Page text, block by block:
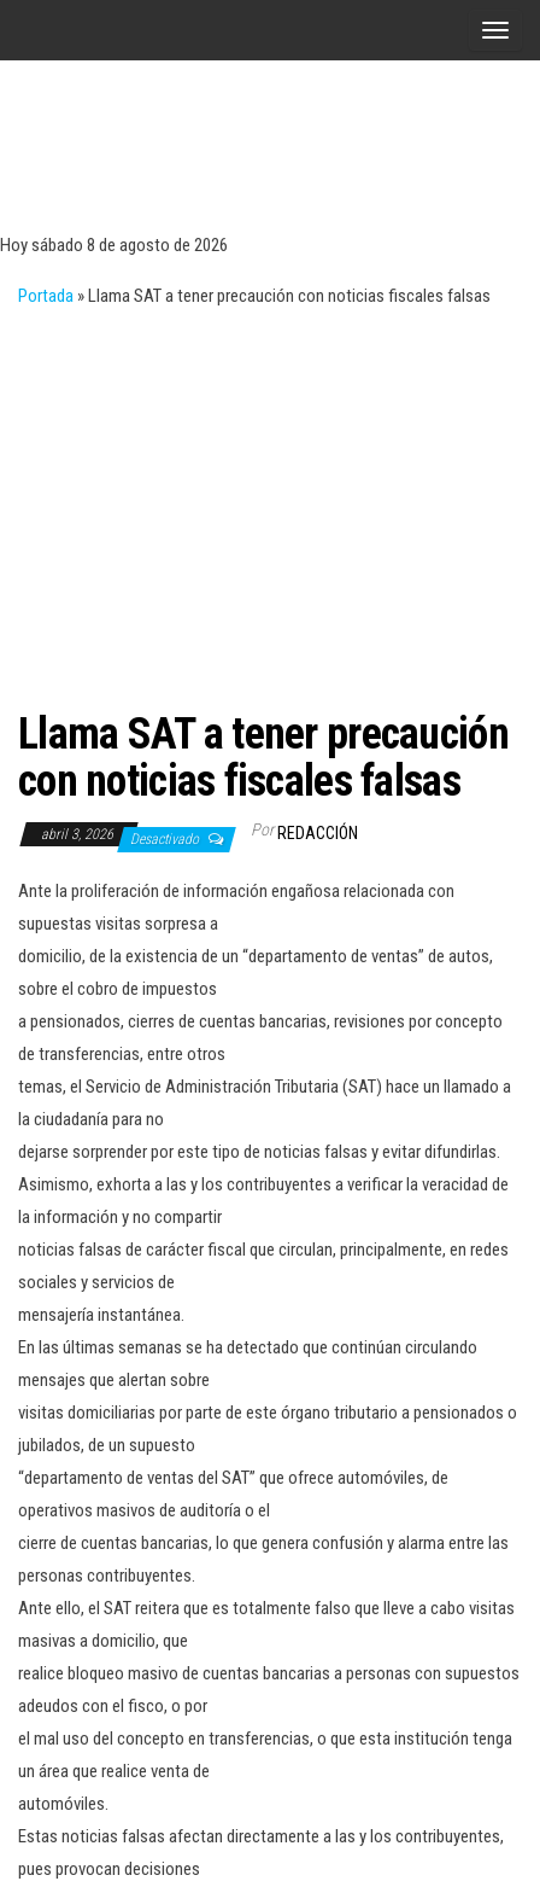
A
Hoy sábado 8 de agosto de 2026
Portada »Llama SAT a tener precaución con noticias fiscales falsas
Llama SAT a tener precaución
con noticias fiscales falsas
abril 3, 2026 Desactivado Por REDACCIÓN
Ante la proliferación de información engañosa relacionada con
supuestas visitas sorpresa a
domicilio, de la existencia de un “departamento de ventas” de autos,
sobre el cobro de impuestos
a pensionados, cierres de cuentas bancarias, revisiones por concepto
de transferencias, entre otros
temas, el Servicio de Administración Tributaria (SAT) hace un llamado a
la ciudadanía para no
dejarse sorprender por este tipo de noticias falsas y evitar difundirlas.
Asimismo, exhorta a las y los contribuyentes a verificar la veracidad de
la información y no compartir
noticias falsas de carácter fiscal que circulan, principalmente, en redes
sociales y servicios de
mensajería instantánea.
En las últimas semanas se ha detectado que continúan circulando
mensajes que alertan sobre
visitas domiciliarias por parte de este órgano tributario a pensionados o
jubilados, de un supuesto
“departamento de ventas del SAT” que ofrece automóviles, de
operativos masivos de auditoría o el
cierre de cuentas bancarias, lo que genera confusión y alarma entre las
personas contribuyentes.
Ante ello, el SAT reitera que es totalmente falso que lleve a cabo visitas
masivas a domicilio, que
realice bloqueo masivo de cuentas bancarias a personas con supuestos
adeudos con el fisco, o por
el mal uso del concepto en transferencias, o que esta institución tenga
un área que realice venta de
automóviles.
Estas noticias falsas afectan directamente a las y los contribuyentes,
pues provocan decisiones